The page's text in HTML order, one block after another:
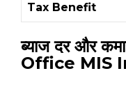
Tax Benefit
ब्याज दर और
Office MIS